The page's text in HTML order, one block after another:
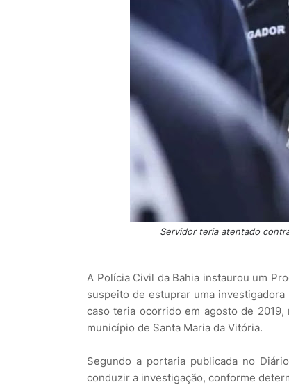
Servidor teria atentado
A Polícia Civil da Bahia instaurou um
suspeito de estuprar uma
caso teria ocorrido em agosto de
município de Santa Maria da Vitória.
Segundo a portaria publicada no
conduzir a investigação, conforme